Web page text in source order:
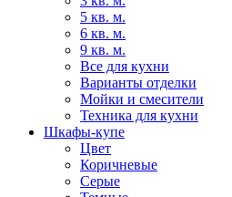
5 кв. м.
6 кв. м.
9 кв. м.
Все для кухни
Варианты отделки
Мойки и смесители
Техника для кухни
Шкафы-купе
Цвет
Коричневые
Серые